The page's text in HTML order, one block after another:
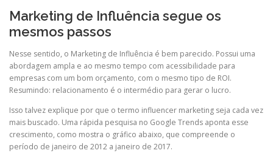
Marketing de Influência segue os
mesmos passos
Nesse sentido, o Marketing de Influência é bem parecido. Possui uma
abordagem ampla e ao mesmo tempo com acessibilidade para
empresas com um bom orçamento, com o mesmo tipo de ROI.
Resumindo: relacionamento é o intermédio para gerar o lucro.
Isso talvez explique por que o termo influencer marketing seja cada vez
mais buscado. Uma rápida pesquisa no Google Trends aponta esse
crescimento, como mostra o gráfico abaixo, que compreende o
período de janeiro de 2012 a janeiro de 2017.